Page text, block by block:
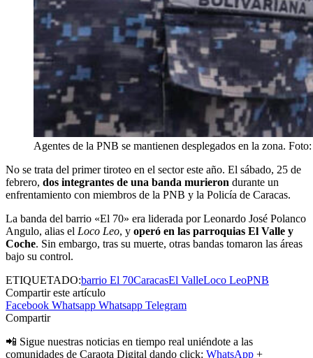
Agentes de la PNB se mantienen desplegados en la zona.
No se trata del primer tiroteo en el sector este año. El sábado, 25 de
febrero, dos integrantes de una banda murieron durante un
enfrentamiento con miembros de la PNB y la Policía de Caracas.
La banda del barrio «El 70» era liderada por Leonardo José Polanco
Angulo, alias el Loco Leo, y operó en las parroquias El Valle y
Coche. Sin embargo, tras su muerte, otras bandas tomaron las áreas
bajo su control.
ETIQUETADO:barrio El 70CaracasEl ValleLoco LeoPNB
Compartir este artículo
Facebook Whatsapp Whatsapp Telegram
Compartir
📲 Sigue nuestras noticias en tiempo real uniéndote a las
comunidades de Caraota Digital dando click: WhatsApp +